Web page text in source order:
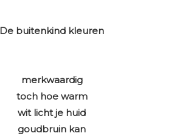
De buitenkind kleuren
merkwaardig
toch hoe warm
wit licht je huid
goudbruin kan